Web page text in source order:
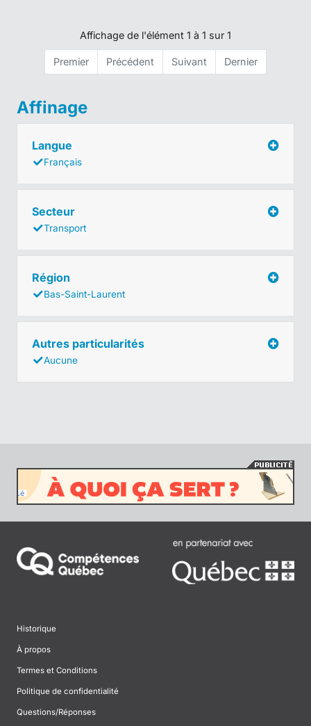
Affichage de l'élément 1 à 1 sur 1
Premier Précédent Suivant Dernier
Affinage
Langue
Français
Secteur
Transport
Région
Bas-Saint-Laurent
Autres particularités
Aucune
Historique
À propos
Termes et Conditions
Politique de confidentialité
Questions/Réponses